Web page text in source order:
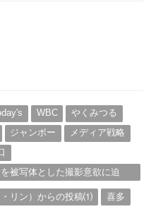
WBC
やくみつる
ジャンボー
メディア戦略
被写体とした撮影意欲に迫
リン）からの投稿⑴
喜多